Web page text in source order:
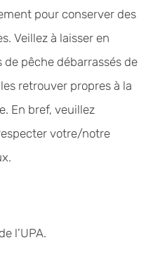
pour conserver des
Veillez à laisser en
pêche débarrassés de
retrouver propres à la
En bref, veuillez
votre/notre
l’UPA.